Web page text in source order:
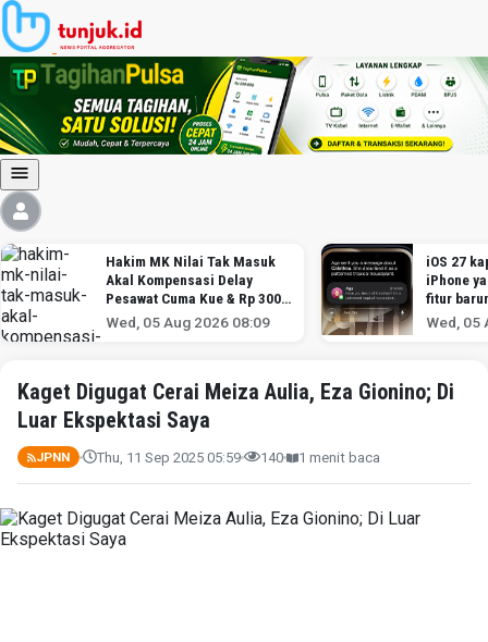
Hakim MK Nilai Tak Masuk
Akal Kompensasi Delay
Pesawat Cuma Kue & Rp 300
Ribu
Wed, 05 Aug 2026 08:09
iOS 27
iPhone
fitur
Wed, 05
Kaget Digugat Cerai Meiza Aulia, Eza Gionino; Di
Luar Ekspektasi Saya
JPNN Thu, 11 Sep 2025 05:59 140 1 menit baca